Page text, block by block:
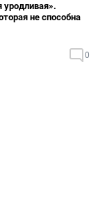
уродливая».
не способна
0